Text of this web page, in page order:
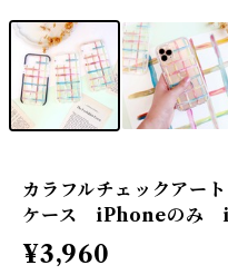
カラフルチェックアー
ケース iPhoneのみ
¥3,960